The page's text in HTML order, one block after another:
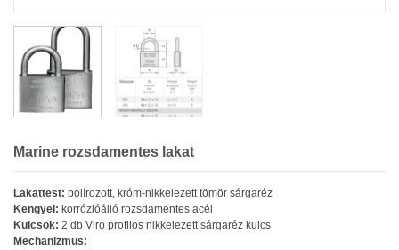
Marine rozsdamentes lakat
Lakattest: polírozott, króm-nikkelezett tömör sárgaréz
Kengyel: korrózióálló rozsdamentes acél
Kulcsok: 2 db Viro profilos nikkelezett sárgaréz kulcs
Mechanizmus: